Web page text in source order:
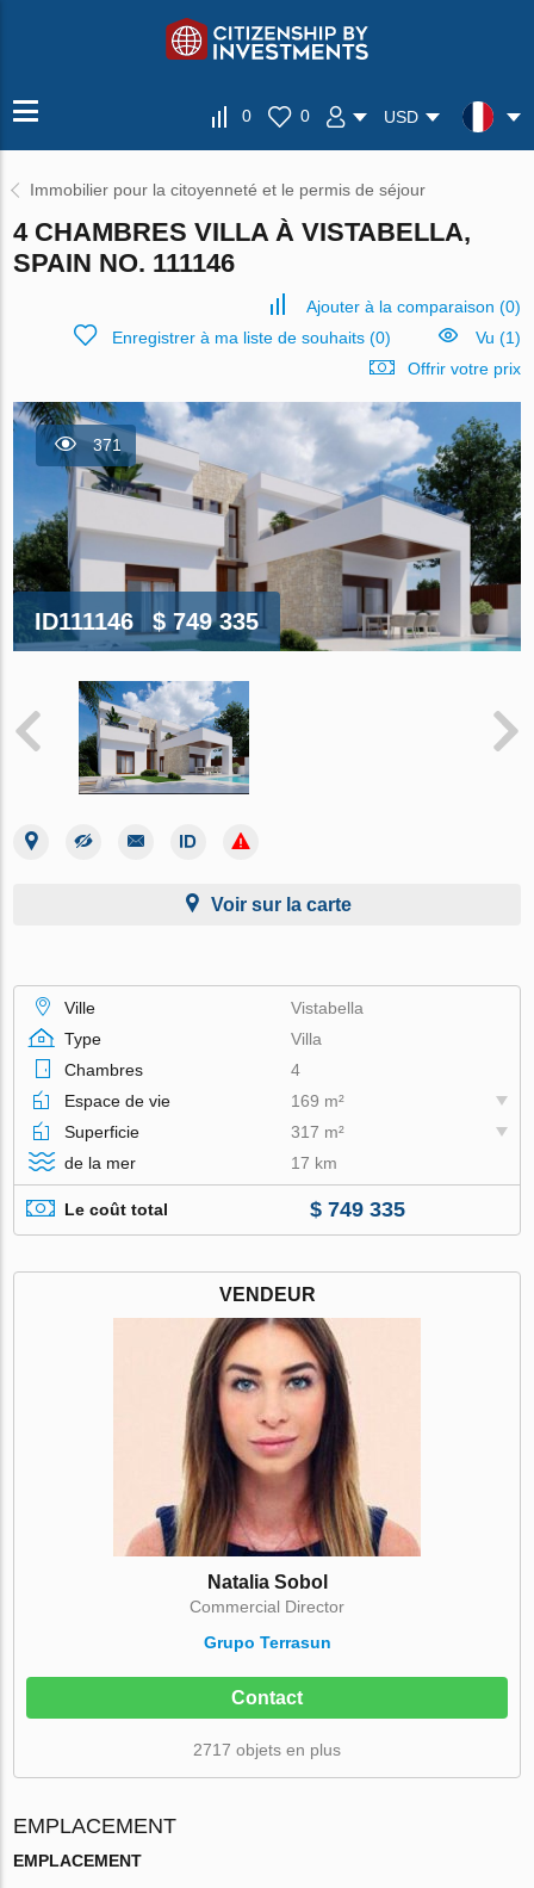
0 0 USD
Immobilier pour la citoyenneté et le permis de séjour
4 CHAMBRES VILLA À VISTABELLA,
SPAIN NO. 111146
Ajouter à la comparaison (0)
Enregistrer à ma liste de souhaits(0)
Vu (1)
Offrir votre prix
371
ID111146 $ 749 335
Voir sur la carte
Ville
Vistabella
Type
Villa
Chambres
4
Espace de vie
169 m²
Superficie
317 m²
de la mer
17 km
Le coût total $ 749 335
VENDEUR
Natalia Sobol
Commercial Director
Grupo Terrasun
Contact
2717 objets en plus
EMPLACEMENT
EMPLACEMENT